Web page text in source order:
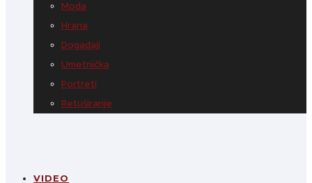
Moda
Hrana
Događaji
Umetnička
Portreti
Retuširanje
VIDEO